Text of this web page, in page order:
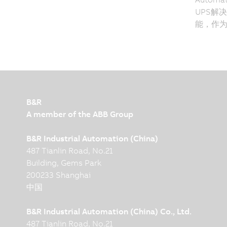
UPS解
能，作
B&R
A member of the ABB Group
B&R Industrial Automation (China)
487 Tianlin Road, No.21
Building, Gems Park
200233 Shanghai
中国
B&R Industrial Automation (China) Co., Ltd.
487 Tianlin Road, No.21